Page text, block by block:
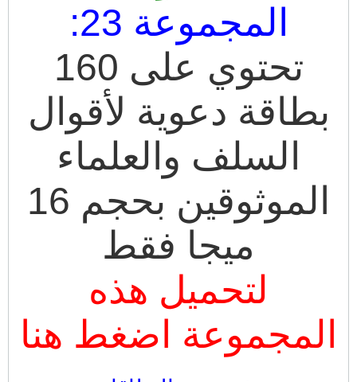
المجموعة 23:
تحتوي على 160
بطاقة دعوية لأقوال
السلف والعلماء
الموثوقين بحجم 16
ميجا فقط
لتحميل هذه
المجموعة اضغط هنا